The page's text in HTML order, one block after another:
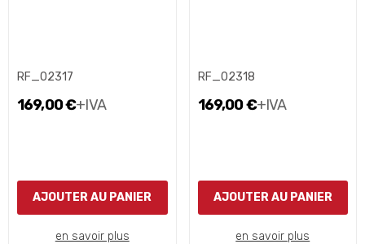
RF_02317
169,00 €+IVA
AJOUTER AU PANIER
en savoir plus
RF_02318
169,00 €+IVA
AJOUTER AU PANIER
en savoir plus